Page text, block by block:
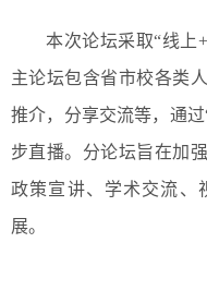
本次论坛采取“线上
主论坛包含省市校各类
推介，分享交流等，通
步直播。分论坛旨在加
政策宣讲、学术交流、
展。